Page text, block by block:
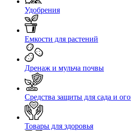
Удобрения
Емкости для растений
Дренаж и мульча почвы
Средства защиты для сада и
Товары для здоровья